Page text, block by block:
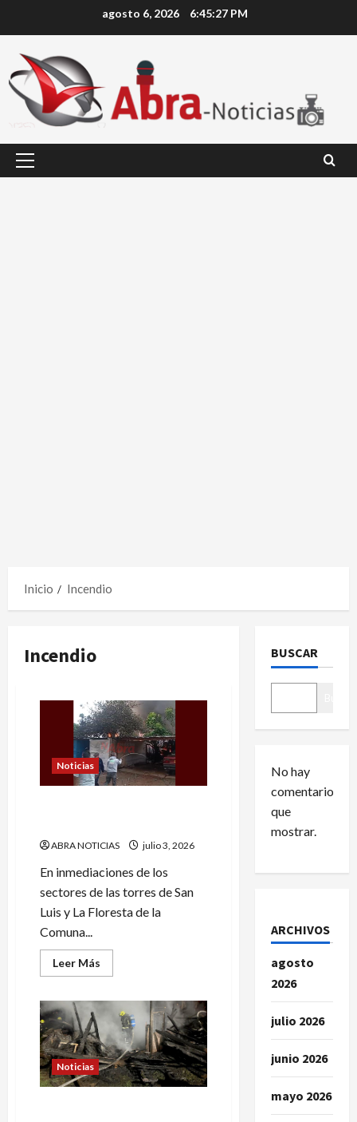
agosto 6, 2026 6:45:27 PM
Menú
Inicio Incendio
Incendio
Noticias
ABRA NOTICIAS julio 3, 2026
En inmediaciones de los
sectores de las torres de San
Luis y La Floresta de la
Comuna...
Leer Más
más
Esto
dejó
incendio
en
la
Comuna
Diez
Noticias
BUSCAR
No hay
comentarios
que
mostrar.
ARCHIVOS
agosto
2026
julio 2026
junio 2026
mayo 2026